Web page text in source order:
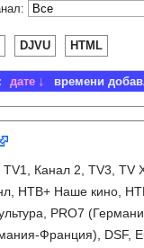
DJVU HTML
дате времени
TV1, Канал 2, TV3,
НТВ+ Наше кино,
PRO7
Франция), DSF,